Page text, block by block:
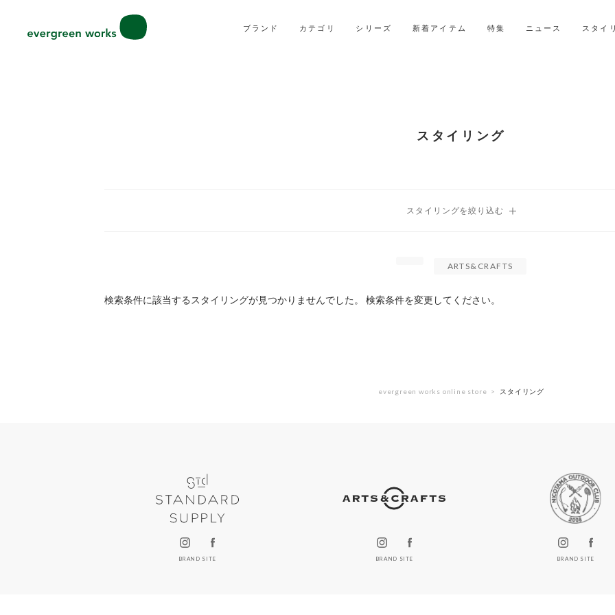
ブランド
カテゴリ シリーズ 新着アイテム 特集 ニュース スタイ
スタイリング
ARTS&CRAFTS
検索条件に該当するスタイリングが見つかりませんでした。 検索条件を変更してください。
evergreen works online store スタイリング
BRAND SITE BRAND SITE BRAND SITE